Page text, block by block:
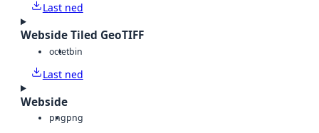
Last ned
Webside Tiled GeoTIFF
octetbin
Last ned
Webside
pngpng